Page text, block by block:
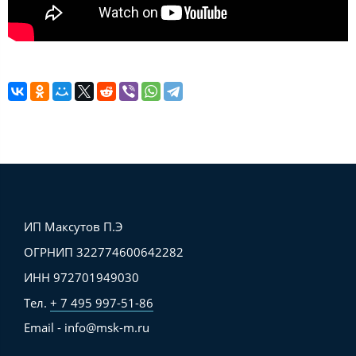
ИП Максутов П.Э
ОГРНИП 322774600642282
ИНН 972701949030
Тел. + 7 495 997-51-86
Email - info@msk-m.ru